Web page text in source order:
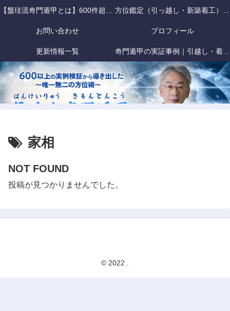
お問い合わせ プロフィール
更新情報一覧
家相
NOT FOUND
投稿が見つかりませんでした。
© 2022 .